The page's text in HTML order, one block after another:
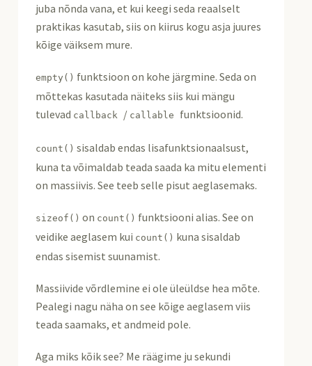
juba nõnda vana, et kui keegi seda reaalselt
praktikas kasutab, siis on kiirus kogu asja juures
kõige väiksem mure.
empty () funktsioon on kohe järgmine. Seda on
mõttekas kasutada näiteks siis kui mängu
tulevad callback / callable funktsioonid.
count () sisaldab endas lisafunktsionaalsust,
kuna ta võimaldab teada saada ka mitu elementi
on massiivis. See teeb selle pisut aeglasemaks.
sizeof () on count () funktsiooni alias. See on
veidike aeglasem kui count () kuna sisaldab
endas sisemist suunamist.
Massiivide võrdlemine ei ole üleüldse hea mõte.
Pealegi nagu näha on see kõige aeglasem viis
teada saamaks, et andmeid pole.
Aga miks kõik see? Me räägime ju sekundi